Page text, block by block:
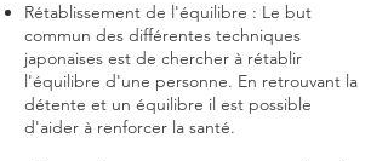
Rétablissement de l'équilibre : Le but
commun des différentes techniques
japonaises est de chercher à rétablir
l'équilibre d'une personne. En retrouvant la
détente et un équilibre il est possible
d'aider à renforcer la santé.